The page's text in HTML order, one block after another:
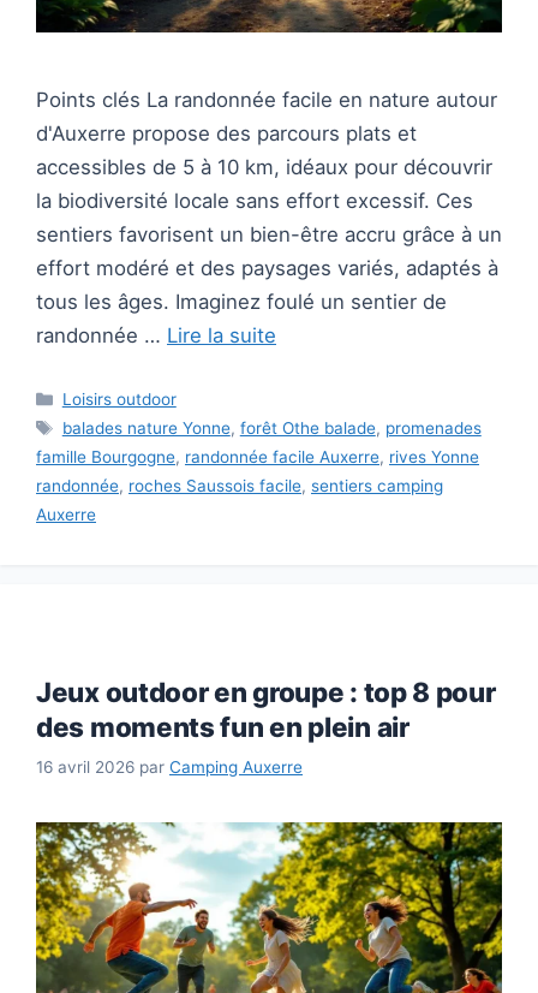
Points clés La randonnée facile en nature autour
d'Auxerre propose des parcours plats et
accessibles de 5 à 10 km, idéaux pour découvrir
la biodiversité locale sans effort excessif. Ces
sentiers favorisent un bien-être accru grâce à un
effort modéré et des paysages variés, adaptés à
tous les âges. Imaginez foulé un sentier de
randonnée … Lire la suite
Catégories
Loisirs outdoor
Étiquettes
balades nature Yonne, forêt Othe balade, promenades
famille Bourgogne, randonnée facile Auxerre, rives Yonne
randonnée, roches Saussois facile, sentiers camping
Auxerre
Jeux outdoor en groupe : top 8 pour
des moments fun en plein air
16 avril 2026 par Camping Auxerre